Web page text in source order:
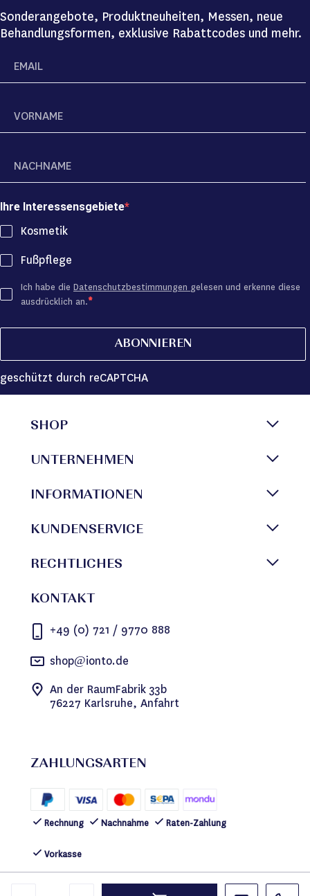
Sonderangebote, Produktneuheiten, Messen, neue
Behandlungsformen, exklusive Rabattcodes und mehr.
Ihre Interessensgebiete
Kosmetik
Fußpflege
Ich habe die Datenschutzbestimmungen gelesen und erkenne diese
ausdrücklich an.
ABONNIEREN
geschützt durch reCAPTCHA
SHOP
UNTERNEHMEN
INFORMATIONEN
KUNDENSERVICE
RECHTLICHES
KONTAKT
+49 (0) 721 / 9770 888
shop@ionto.de
An der RaumFabrik 33b
76227 Karlsruhe, Anfahrt
ZAHLUNGSARTEN
Rechnung Nachnahme Raten-Zahlung
Vorkasse
FOLGEN SIE UNS